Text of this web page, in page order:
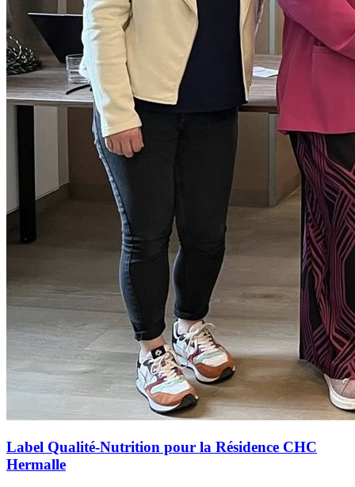
Label Qualité-Nutrition pour la Résidence CHC
Hermalle